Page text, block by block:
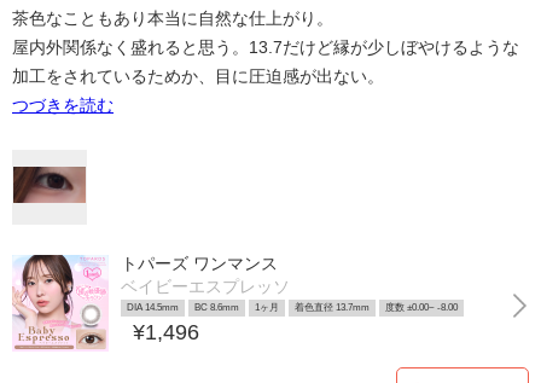
茶色なこともあり本当に自然な仕上がり。
屋内外関係なく盛れると思う。13.7だけど縁が少しぼやけるような
加工をされているためか、目に圧迫感が出ない。
つづきを読む
トパーズ ワンマンス
ベイビーエスプレッソ
DIA 14.5mm BC 8.6mm 1ヶ月 着色直径 13.7mm 度数 ±0.00~ -8.00
¥1,496